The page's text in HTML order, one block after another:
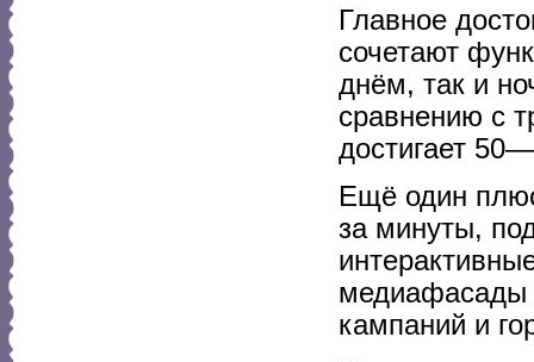
Главное
сочетают
днём, так и
сравнению с
достигает
Ещё один
за минуты,
медиафасады
кампаний и